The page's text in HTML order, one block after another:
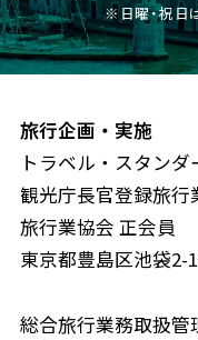
※日曜・祝日
旅行企画・実施
トラベル・スタン
観光庁長官登録旅行
旅行業協会 正会員
東京都豊島区池袋
総合旅行業務取扱管